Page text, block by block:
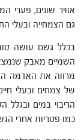
אוויר שונים, פערי
גם הצמחייה ובעלי
בכלל גשם עושה
השמיים מאבק
מרווה את האדמה
של צמחים ובעלי
הריבוי במים
כמו פטריות אחרי